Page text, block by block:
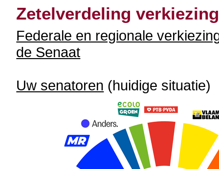
Zetelverdeling
Federale en regionale
de Senaat
Uw senatoren (huidige situatie)